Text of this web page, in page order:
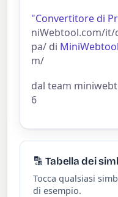
"Convertitore di
niWebtool.com/
pa/ di MiniWebtool
m/
dal team
6
🔡 Tabella dei
Tocca qualsiasi
di esempio.